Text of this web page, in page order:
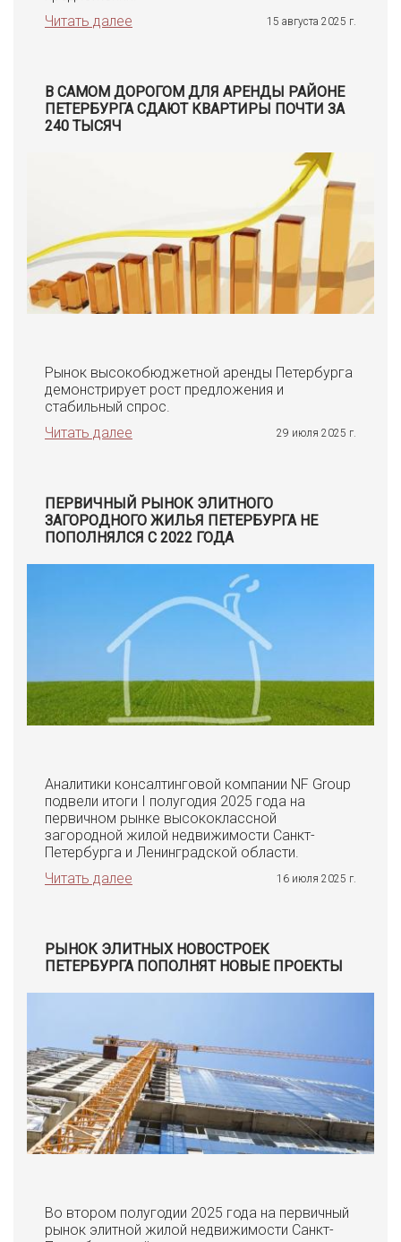
Читать далее
15 августа 2025 г.
В САМОМ ДОРОГОМ ДЛЯ АРЕНДЫ РАЙОНЕ
ПЕТЕРБУРГА СДАЮТ КВАРТИРЫ ПОЧТИ ЗА
240 ТЫСЯЧ
Рынок высокобюджетной аренды Петербурга
демонстрирует рост предложения и
стабильный спрос.
Читать далее
29 июля 2025 г.
ПЕРВИЧНЫЙ РЫНОК ЭЛИТНОГО
ЗАГОРОДНОГО ЖИЛЬЯ ПЕТЕРБУРГА НЕ
ПОПОЛНЯЛСЯ С 2022 ГОДА
Аналитики консалтинговой компании NF Group
подвели итоги I полугодия 2025 года на
первичном рынке высококлассной
загородной жилой недвижимости Санкт-
Петербурга и Ленинградской области.
Читать далее
16 июля 2025 г.
РЫНОК ЭЛИТНЫХ НОВОСТРОЕК
ПЕТЕРБУРГА ПОПОЛНЯТ НОВЫЕ ПРОЕКТЫ
Во втором полугодии 2025 года на первичный
рынок элитной жилой недвижимости Санкт-